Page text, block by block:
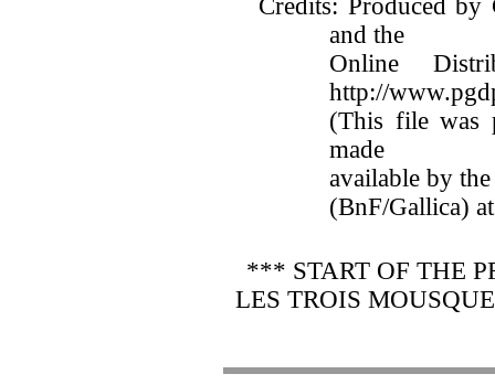
Credits: Produced by
and the
Online
http://
(This file was
made
available by
(BnF/Gallica)
*** START OF THE
LES TROIS